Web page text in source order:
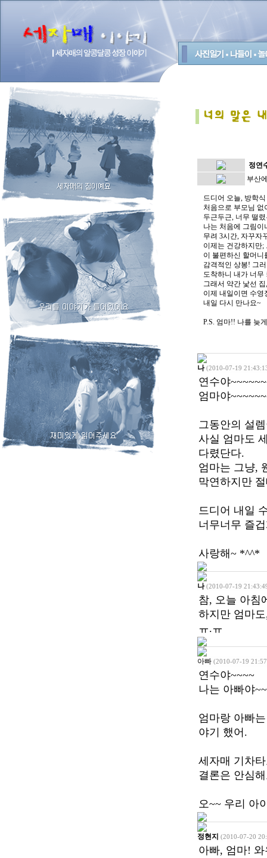
정연
부산
드디어 오늘, 방학
처음으로 부모님 없
두근두근, 너무 떨
나는 처음에 그림이
무려 3시간, 자꾸자
이제는 건강하지만;
이 불편하신 할머
감격적인 상봉! 그
도착하니 내가 너무
그래서 약간 낯선
이제 내일이면 수영
내일 다시 만나요~
P.S. 엄마!! 나를 늦
나 (2010-07-19
연수야
엄마야
그동안의 설
사실 엄마도
다렸단다.
엄마는 그냥,
막연하지만
드디어 내일
너무너무 즐
사랑해~ *^^*
나 (2010-07-19
참, 오늘 아침
하지만 엄마
ㅠ.ㅠ
아빠 (2010-07-19
연수야~~~~
나는 아빠야
엄마랑 아빠
야기 했어.
세자매 기차
결론은 안심
오~~ 우리 아
정현지 (2010-07-20
아빠, 엄마! 와